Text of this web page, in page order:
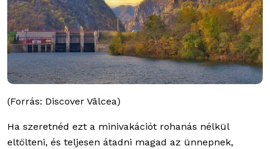
(Forrás: Discover Vâlcea)
Ha szeretnéd ezt a minivakációt rohanás nélkül
eltölteni, és teljesen átadni magad az ünnepnek,